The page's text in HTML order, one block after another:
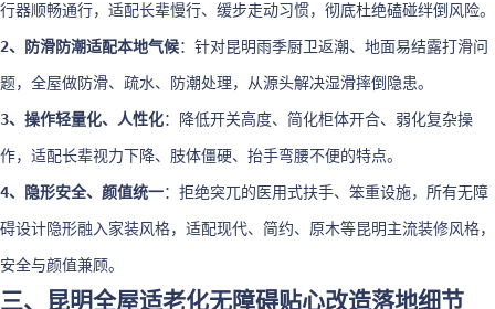
行器顺畅通行，适配长辈慢行、缓步走动习惯，彻底杜绝磕碰绊倒风险。
2、防滑防潮适配本地气候：针对昆明雨季厨卫返潮、地面易结露打滑问
题，全屋做防滑、疏水、防潮处理，从源头解决湿滑摔倒隐患。
3、操作轻量化、人性化：降低开关高度、简化柜体开合、弱化复杂操
作，适配长辈视力下降、肢体僵硬、抬手弯腰不便的特点。
4、隐形安全、颜值统一：拒绝突兀的医用式扶手、笨重设施，所有无障
碍设计隐形融入家装风格，适配现代、简约、原木等昆明主流装修风格，
安全与颜值兼顾。
三、昆明全屋适老化无障碍贴心改造落地细节